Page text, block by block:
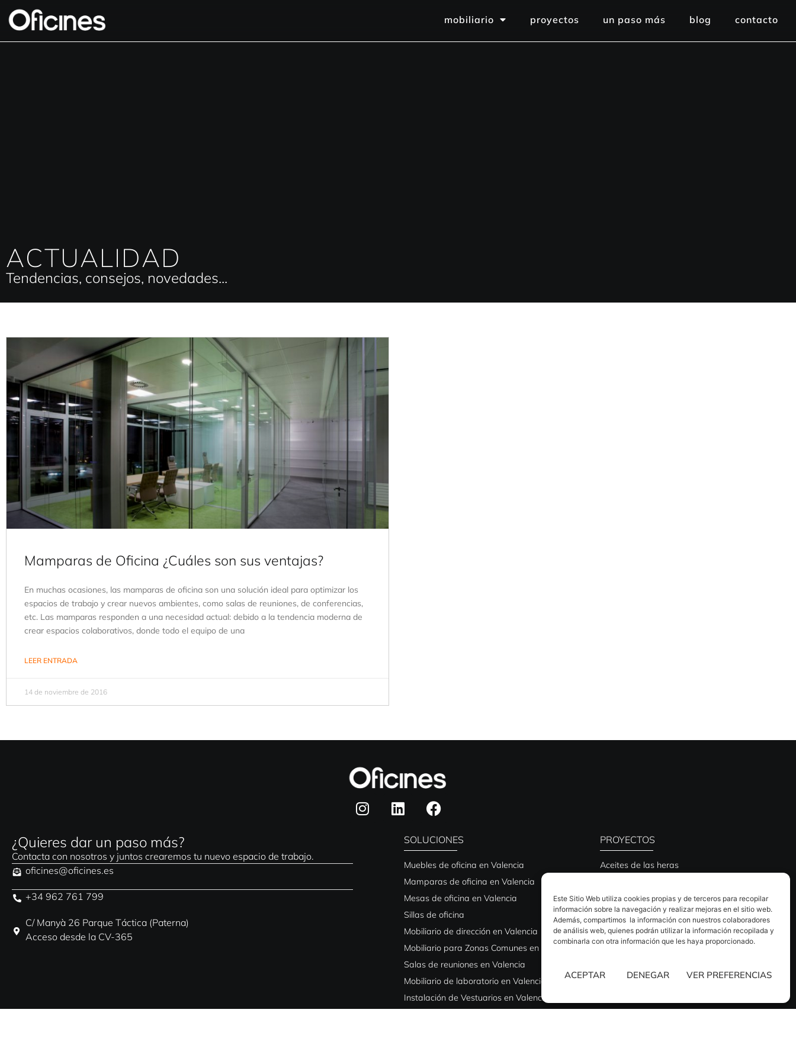
Este Sitio Web utiliza cookies propias y de terceros para recopilar
información sobre la navegación y realizar mejoras en el sitio web.
Además, compartimos la información con nuestros colaboradores
de análisis web, quienes podrán utilizar la información recopilada y
combinarla con otra información que les haya proporcionado.
ACEPTAR DENEGAR VER PREFERENCIAS
mobiliario proyectos un paso más blog contacto
ACTUALIDAD
Tendencias, consejos, novedades...
Mamparas de Oficina ¿Cuáles son sus ventajas?
En muchas ocasiones, las mamparas de oficina son una solución ideal para optimizar los
espacios de trabajo y crear nuevos ambientes, como salas de reuniones, de conferencias,
etc. Las mamparas responden a una necesidad actual: debido a la tendencia moderna de
crear espacios colaborativos, donde todo el equipo de una
LEER ENTRADA
14 de noviembre de 2016
¿Quieres dar un paso más?
Contacta con nosotros y juntos crearemos tu nuevo espacio de trabajo.
oficines@oficines.es
+34 962 761 799
C/ Manyà 26 Parque Táctica (Paterna)
Acceso desde la CV-365
SOLUCIONES
Muebles de oficina en Valencia
Mamparas de oficina en Valencia
Mesas de oficina en Valencia
Sillas de oficina
Mobiliario de dirección en Valencia
Mobiliario para Zonas Comunes en Valencia
Salas de reuniones en Valencia
Mobiliario de laboratorio en Valencia
Instalación de Vestuarios en Valencia
PROYECTOS
Aceites de las heras
Andersen
Ática
Avramar
Helados Alacant